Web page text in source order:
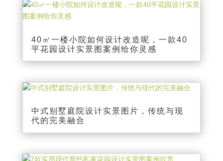
40㎡一楼小院如何设计改造呢，一款40
平花园设计实景图案例给你灵感
中式别墅庭院设计实景图片，传统与现
代的完美融合